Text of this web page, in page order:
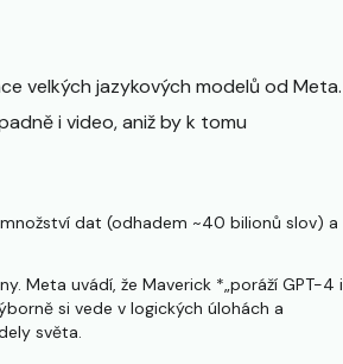
velkých jazykových modelů od Meta.
i video, aniž by k tomu
dat (odhadem ~40 bilionů slov)​ a
Meta uvádí, že Maverick *„poráží GPT-4 i
si vede v logických úlohách a
světa.